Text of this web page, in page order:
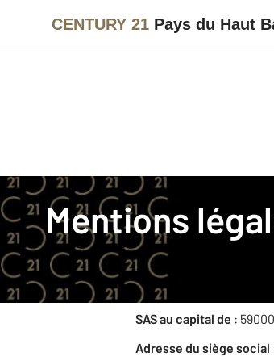
CENTURY 21 Pays du Haut
Mentions
La société
Nom commercial:
Raison sociale
RCS: SAVERNE
SAS au capital de :
Adresse du siège social